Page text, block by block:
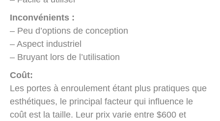
Inconvénients :
– Peu d’options de conception
– Aspect industriel
– Bruyant lors de l’utilisation
Coût:
Les portes à enroulement étant plus pratiques que
esthétiques, le principal facteur qui influence le
coût est la taille. Leur prix varie entre $600 et